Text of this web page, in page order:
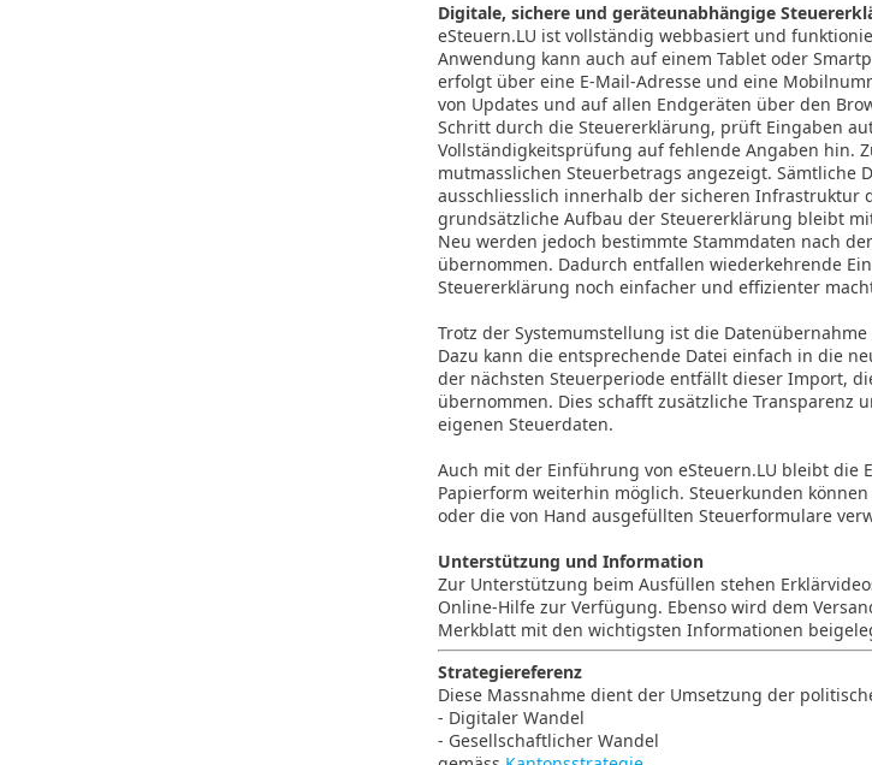
Digitale, sichere und geräteunabhängige
eSteuern.LU ist vollständig webbasiert und
Anwendung kann auch auf einem Tablet oder
erfolgt über eine E-Mail-Adresse und eine
von Updates und auf allen Endgeräten über den
Schritt durch die Steuererklärung, prüft Eingaben
Vollständigkeitsprüfung auf fehlende Angaben hin.
mutmasslichen Steuerbetrags angezeigt. Sämtliche
ausschliesslich innerhalb der sicheren Infrastruktur
grundsätzliche Aufbau der Steuererklärung bleibt
Neu werden jedoch bestimmte Stammdaten nach
übernommen. Dadurch entfallen wiederkehrende
Steuererklärung noch einfacher und effizienter
Trotz der Systemumstellung ist die
Dazu kann die entsprechende Datei einfach in die
der nächsten Steuerperiode entfällt dieser Import,
übernommen. Dies schafft zusätzliche Transparenz
eigenen Steuerdaten.
Auch mit der Einführung von eSteuern.LU bleibt die
Papierform weiterhin möglich. Steuerkunden
oder die von Hand ausgefüllten Steuerformulare
Unterstützung und Information
Zur Unterstützung beim Ausfüllen stehen
Online-Hilfe zur Verfügung. Ebenso wird dem
Merkblatt mit den wichtigsten Informationen
Strategiereferenz
Diese Massnahme dient der Umsetzung der
- Digitaler Wandel
- Gesellschaftlicher Wandel